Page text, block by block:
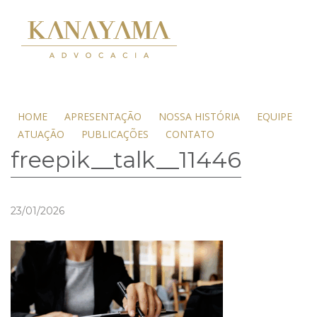
HOME APRESENTAÇÃO NOSSA HISTÓRIA
EQUIPE
ATUAÇÃO
PUBLICAÇÕES CONTATO
freepik__talk__11446
23/01/2026